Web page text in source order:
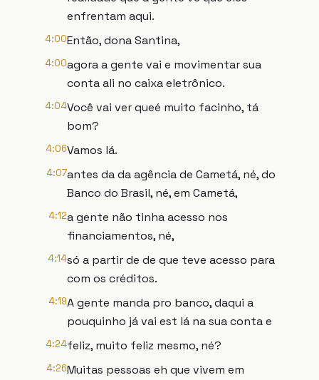
enfrentam aqui.
4:00Então, dona Santina,
4:00agora a gente vai e movimentar sua
conta ali no caixa eletrônico.
4:04Você vai ver queé muito facinho, tá
bom?
4:06Vamos lá.
4:07antes da da agência de Cametá, né, do
Banco do Brasil, né, em Cametá,
4:12a gente não tinha acesso nos
financiamentos, né,
4:14só a partir de de que teve acesso para
com os créditos.
4:19A gente manda pro banco, daqui a
pouquinho já vai est lá na sua conta e
4:24feliz, muito feliz mesmo, né?
4:26Muitas pessoas eh que vivem em